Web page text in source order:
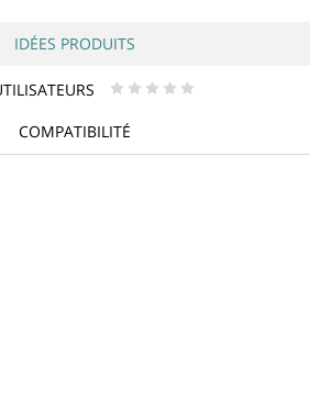
IDÉES PRODUITS
* * * * *
COMPATIBILITÉ